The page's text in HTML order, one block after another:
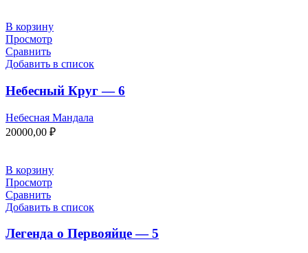
В корзину
Просмотр
Сравнить
Добавить в список
Небесный Круг — 6
Небесная Мандала
20000,00 ₽
В корзину
Просмотр
Сравнить
Добавить в список
Легенда о Первояйце — 5